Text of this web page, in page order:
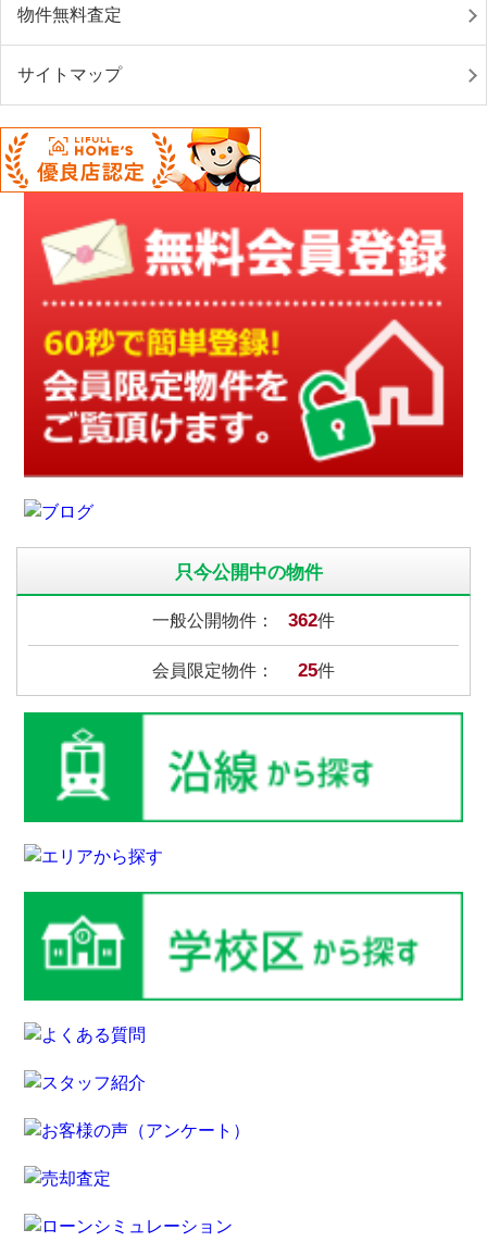
物件無料査定
サイトマップ
只今公開中の物件
一般公開物件： 362件
会員限定物件： 25件